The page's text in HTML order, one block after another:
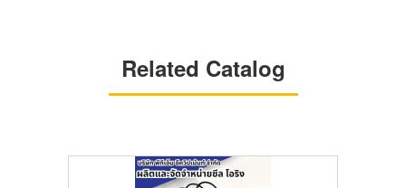
Related Catalog